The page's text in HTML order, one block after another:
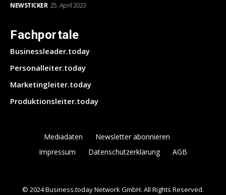
NEWSTICKER 25. April 2023
Fachportale
Businessleader.today
Personalleiter.today
Marketingleiter.today
Produktionsleiter.today
Mediadaten
Newsletter abonnieren
Impressum
Datenschutzerklärung AGB
© 2024 Business.today Network GmbH. All Rights Reserved.